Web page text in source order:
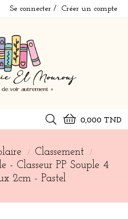
Se connecter Créer un compte
0,000 TND
Classement
- Classeur PP Souple 4
2cm - Pastel